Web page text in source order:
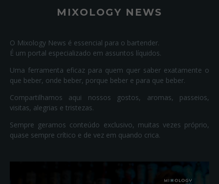
MIXOLOGY NEWS
O Mixology News é essencial para o bartender.
É um portal especializado em assuntos líquidos.
Uma ferramenta eficaz para quem quer saber exatamente o
que beber, onde beber, porque beber e para que beber.
Compartilhamos aqui nossos gostos, aromas, passeios,
visitas, alegrias e tristezas.
Sempre geramos conteúdo exclusivo, muitas vezes próprio,
quase sempre crítico e de vez em quando crica.